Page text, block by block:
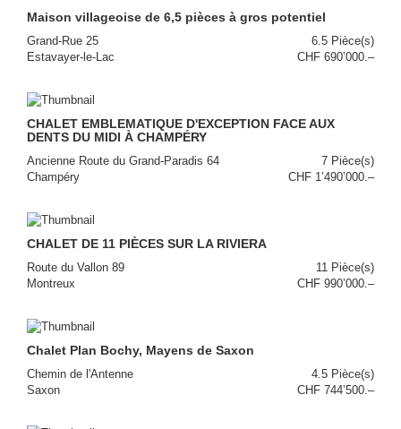
Maison villageoise de 6,5 pièces à gros potentiel
6.5 Pièce(s)
Grand-Rue 25
CHF 690’000.–
Estavayer-le-Lac
CHALET EMBLEMATIQUE D'EXCEPTION FACE AUX
DENTS DU MIDI À CHAMPÉRY
7 Pièce(s)
Ancienne Route du Grand-Paradis 64
CHF 1’490’000.–
Champéry
CHALET DE 11 PIÈCES SUR LA RIVIERA
11 Pièce(s)
Route du Vallon 89
CHF 990’000.–
Montreux
Chalet Plan Bochy, Mayens de Saxon
4.5 Pièce(s)
Chemin de l'Antenne
CHF 744’500.–
Saxon